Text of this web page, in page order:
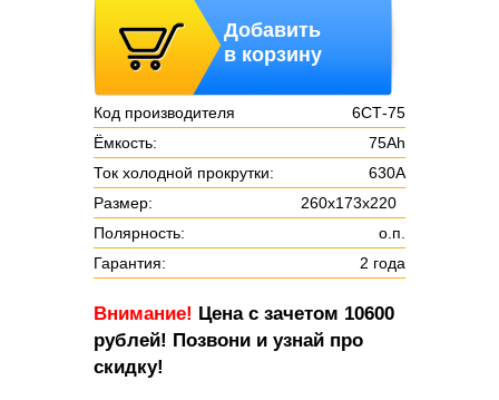
Добавить
в корзину
Код производителя
6СТ-75
Ёмкость:
75Ah
Ток холодной прокрутки:
630А
Размер:
260х173х220
Полярность:
о.п.
Гарантия:
2 года
Внимание! Цена с зачетом 10600
рублей! Позвони и узнай про
скидку!